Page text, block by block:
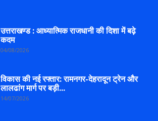
उत्तराखण्ड : आध्यात्मिक राजधानी की दिशा में बढ़े
कदम
04/08/2026
विकास की नई रफ्तार: रामनगर-देहरादून ट्रेन और
लालढांग मार्ग पर बड़ी...
14/07/2026